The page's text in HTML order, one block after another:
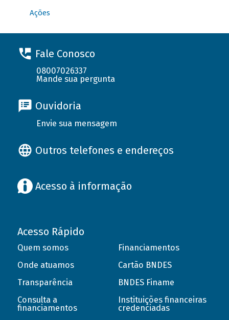
Ações
Fale Conosco
08007026337
Mande sua pergunta
Ouvidoria
Envie sua mensagem
Outros telefones e endereços
Acesso à informação
Acesso Rápido
Quem somos
Onde atuamos
Transparência
Consulta a
financiamentos
Financiamentos
Cartão BNDES
BNDES Finame
Instituições financeiras
credenciadas